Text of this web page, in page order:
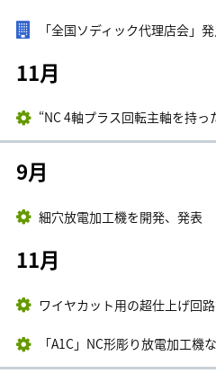
「全国ソディック代理店会」
11月
“NC 4軸プラス回転主軸を持
9月
細穴放電加工機を開発、発表
11月
ワイヤカット用の超仕上げ回
「A1C」NC形彫り放電加工